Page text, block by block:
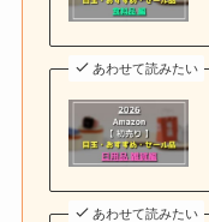
あわせて読みたい
あわせて読みたい